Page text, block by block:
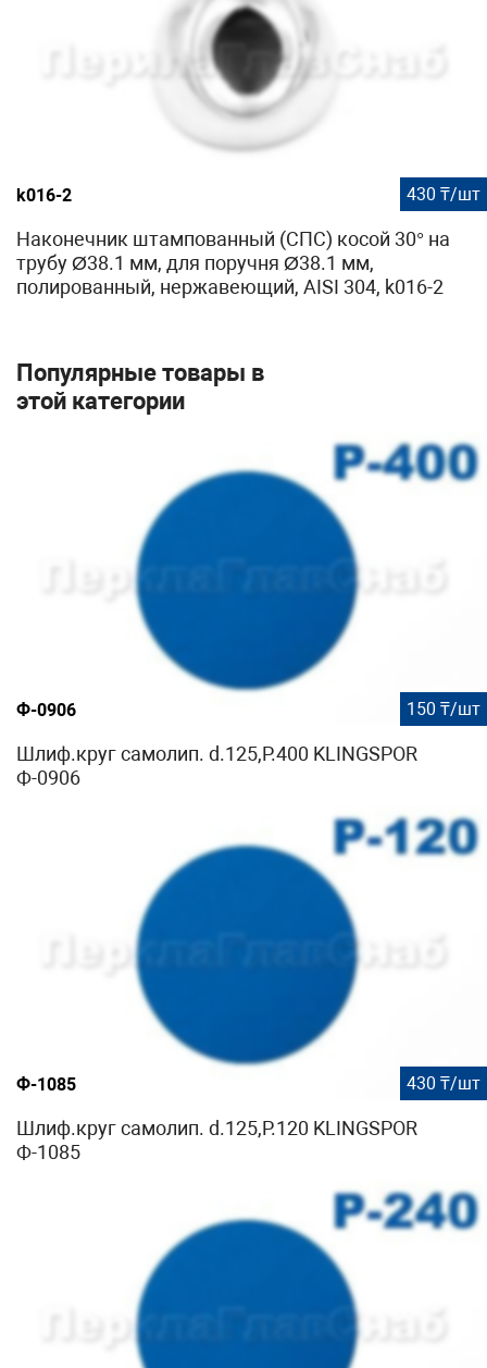
k016-2 430 ₸/шт
Наконечник штампованный (СПС) косой 30° на
трубу Ø38.1 мм, для поручня Ø38.1 мм,
полированный, нержавеющий, AISI 304, k016-2
Популярные товары в
этой категории
Ф-0906 150 ₸/шт
Шлиф.круг самолип. d.125,P.400 KLINGSPOR
Ф-0906
Ф-1085 430 ₸/шт
Шлиф.круг самолип. d.125,P.120 KLINGSPOR
Ф-1085